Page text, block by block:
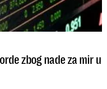
zbog nade za mir u